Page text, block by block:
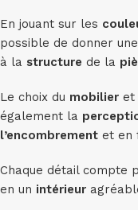
En jouant sur les
possible de donner une
à la structure de la
Le choix du mobilier et
également la
l’encombrement et en
Chaque détail compte
en un intérieur